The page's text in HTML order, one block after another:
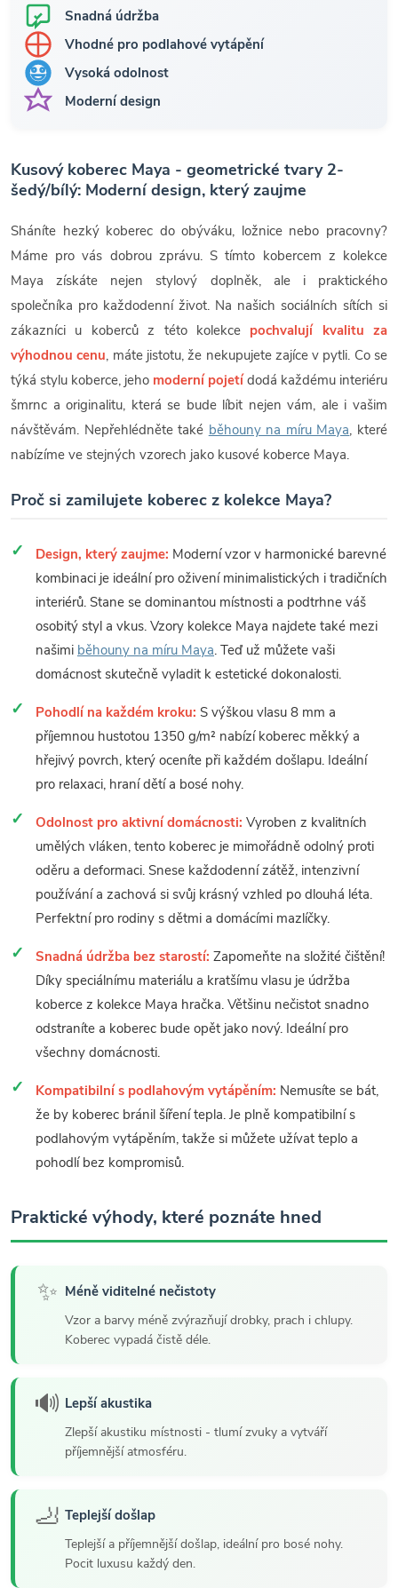
Snadná údržba
Vhodné pro podlahové vytápění
Vysoká odolnost
Moderní design
Kusový koberec Maya - geometrické tvary 2-
šedý/bílý: Moderní design, který zaujme
Sháníte hezký koberec do obýváku, ložnice nebo pracovny?
Máme pro vás dobrou zprávu. S tímto kobercem z kolekce
Maya získáte nejen stylový doplněk, ale i praktického
společníka pro každodenní život. Na našich sociálních sítích si
zákazníci u koberců z této kolekce pochvalují kvalitu za
výhodnou cenu, máte jistotu, že nekupujete zajíce v pytli. Co se
týká stylu koberce, jeho moderní pojetí dodá každému interiéru
šmrnc a originalitu, která se bude líbit nejen vám, ale i vašim
návštěvám. Nepřehlédněte také běhouny na míru Maya, které
nabízíme ve stejných vzorech jako kusové koberce Maya.
Proč si zamilujete koberec z kolekce Maya?
Design, který zaujme: Moderní vzor v harmonické barevné
kombinaci je ideální pro oživení minimalistických i tradičních
interiérů. Stane se dominantou místnosti a podtrhne váš
osobitý styl a vkus. Vzory kolekce Maya najdete také mezi
našimi běhouny na míru Maya. Teď už můžete vaši
domácnost skutečně vyladit k estetické dokonalosti.
Pohodlí na každém kroku: S výškou vlasu 8 mm a
příjemnou hustotou 1350 g/m² nabízí koberec měkký a
hřejivý povrch, který oceníte při každém došlapu. Ideální
pro relaxaci, hraní dětí a bosé nohy.
Odolnost pro aktivní domácnosti: Vyroben z kvalitních
umělých vláken, tento koberec je mimořádně odolný proti
oděru a deformaci. Snese každodenní zátěž, intenzivní
používání a zachová si svůj krásný vzhled po dlouhá léta.
Perfektní pro rodiny s dětmi a domácími mazlíčky.
Snadná údržba bez starostí: Zapomeňte na složité čištění!
Díky speciálnímu materiálu a kratšímu vlasu je údržba
koberce z kolekce Maya hračka. Většinu nečistot snadno
odstraníte a koberec bude opět jako nový. Ideální pro
všechny domácnosti.
Kompatibilní s podlahovým vytápěním: Nemusíte se bát,
že by koberec bránil šíření tepla. Je plně kompatibilní s
podlahovým vytápěním, takže si můžete užívat teplo a
pohodlí bez kompromisů.
Praktické výhody, které poznáte hned
✨ Méně viditelné nečistoty
Vzor a barvy méně zvýrazňují drobky, prach i chlupy.
Koberec vypadá čistě déle.
🔊 Lepší akustika
Zlepší akustiku místnosti - tlumí zvuky a vytváří
příjemnější atmosféru.
🦶 Teplejší došlap
Teplejší a příjemnější došlap, ideální pro bosé nohy.
Pocit luxusu každý den.